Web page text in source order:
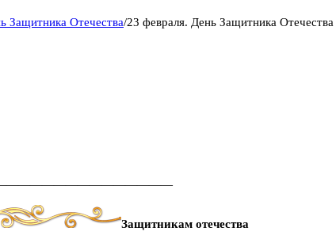
Защитника Отечества/23 февраля. День Защитника Отечества
Защитникам отечества